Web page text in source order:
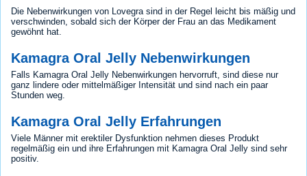
Die Nebenwirkungen von Lovegra sind in der Regel leicht bis mäßig und
verschwinden, sobald sich der Körper der Frau an das Medikament
gewöhnt hat.
Kamagra Oral Jelly Nebenwirkungen
Falls Kamagra Oral Jelly Nebenwirkungen hervorruft, sind diese nur
ganz lindere oder mittelmäßiger Intensität und sind nach ein paar
Stunden weg.
Kamagra Oral Jelly Erfahrungen
Viele Männer mit erektiler Dysfunktion nehmen dieses Produkt
regelmäßig ein und ihre Erfahrungen mit Kamagra Oral Jelly sind sehr
positiv.